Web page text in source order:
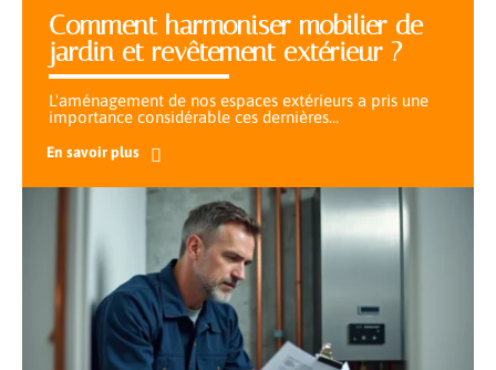
Comment harmoniser mobilier de
jardin et revêtement extérieur ?
L'aménagement de nos espaces extérieurs a pris une
importance considérable ces dernières…
En savoir plus